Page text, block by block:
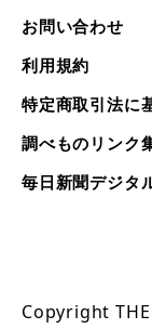
お問い合わせ
利用規約
特定商取引法に
調べものリンク
毎日新聞デジタ
Copyright